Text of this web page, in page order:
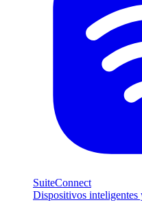
SuiteConnect
Dispositivos inteligentes